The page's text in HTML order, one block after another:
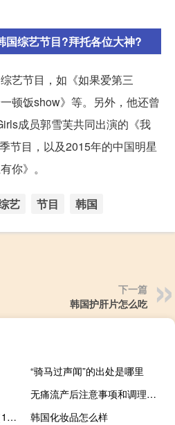
国综艺节目?拜托各位大神?
艺节目，如《如果爱第三
顿饭show》等。另外，他还曾
成员郭雪芙共同出演的《我
节目，以及2015年的中国明星
你》。
艺 节目 韩国
下一篇
韩国护肝片怎么吃
“骑马过声闻”的出处是哪里
无痛流产后注意事项和调理（流产后注意事项和调理）
已满16周岁女孩身体变化（16岁少女的身体）
韩国化妆品怎么样